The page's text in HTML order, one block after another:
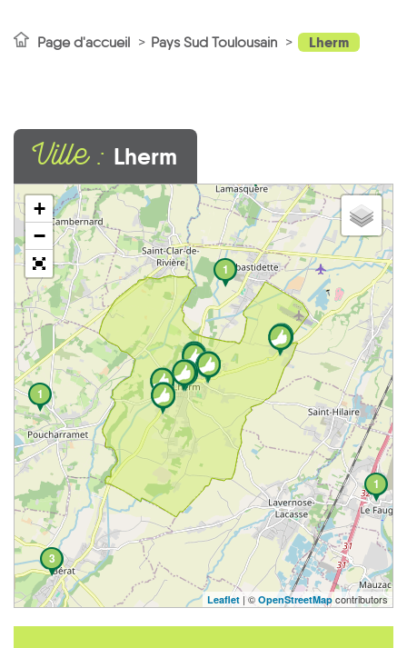
Page d'accueil Pays Sud Toulousain Lherm
Ville : Lherm
3
1
1
1
+
−
Leaflet | © OpenStreetMapcontributors